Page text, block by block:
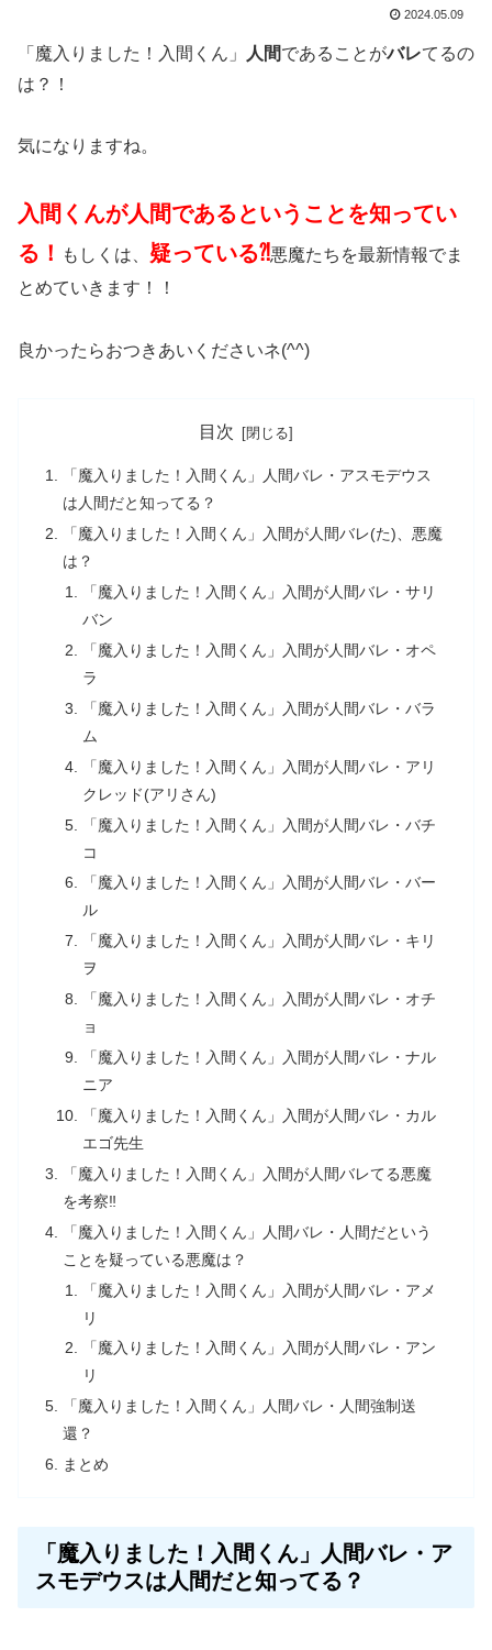
2024.05.09
「魔入りました！入間くん」 人間であることがバレてるの
は？！
気になりますね。
入間くんが人間であるということを知ってい
る！
もしくは、 疑っている⁈悪魔たちを最新情報でま
とめていきます！！
良かったらおつきあいくださいネ(^^)
目次
「魔入りました！入間くん」人間バレ・アスモデウス
は人間だと知ってる？
「魔入りました！入間くん」入間が人間バレ(た)、悪魔
は？
「魔入りました！入間くん」入間が人間バレ・サリ
バン
「魔入りました！入間くん」入間が人間バレ・オペ
ラ
「魔入りました！入間くん」入間が人間バレ・バラ
ム
「魔入りました！入間くん」入間が人間バレ・アリ
クレッド(アリさん)
「魔入りました！入間くん」入間が人間バレ・バチ
コ
「魔入りました！入間くん」入間が人間バレ・バー
ル
「魔入りました！入間くん」入間が人間バレ・キリ
ヲ
「魔入りました！入間くん」入間が人間バレ・オチ
ョ
「魔入りました！入間くん」入間が人間バレ・ナル
ニア
「魔入りました！入間くん」入間が人間バレ・カル
エゴ先生
「魔入りました！入間くん」入間が人間バレてる悪魔
を考察‼
「魔入りました！入間くん」人間バレ・人間だという
ことを疑っている悪魔は？
「魔入りました！入間くん」入間が人間バレ・アメ
リ
「魔入りました！入間くん」入間が人間バレ・アン
リ
「魔入りました！入間くん」人間バレ・人間強制送
還？
まとめ
「魔入りました！入間くん」人間バレ・ア
スモデウスは人間だと知ってる？